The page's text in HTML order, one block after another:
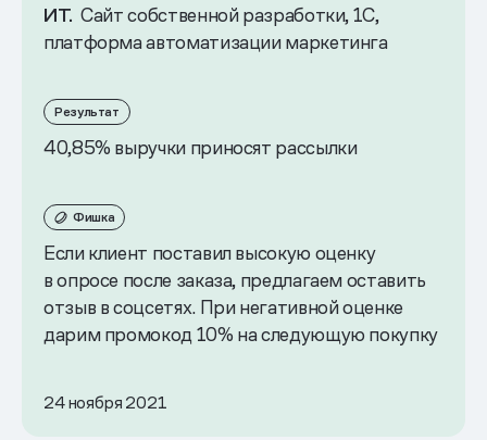
ИТ.Сайт собственной разработки, 1С,
платформа автоматизации маркетинга
Результат
40,85% выручки приносят рассылки
Фишка
Если клиент поставил высокую оценку
в опросе после заказа, предлагаем оставить
отзыв в соцсетях. При негативной оценке
дарим промокод 10% на следующую покупку
24 ноября 2021